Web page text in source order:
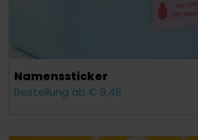
Namens­sticker
Bestellung ab € 9,48